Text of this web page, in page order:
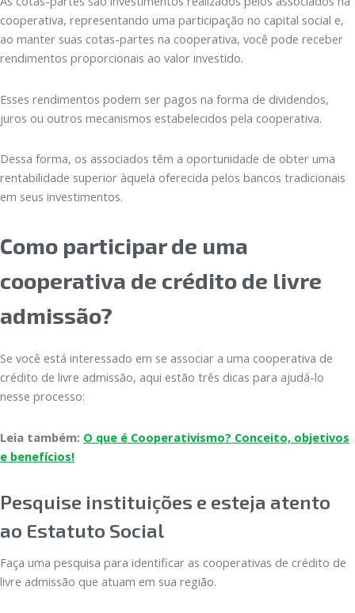
cooperativa, representando uma participação no capital social e,
ao manter suas cotas-partes na cooperativa, você pode receber
rendimentos proporcionais ao valor investido.
Esses rendimentos podem ser pagos na forma de dividendos,
juros ou outros mecanismos estabelecidos pela cooperativa.
Dessa forma, os associados têm a oportunidade de obter uma
rentabilidade superior àquela oferecida pelos bancos tradicionais
em seus investimentos.
Como participar de uma
cooperativa de crédito de livre
admissão?
Se você está interessado em se associar a uma cooperativa de
crédito de livre admissão, aqui estão três dicas para ajudá-lo
nesse processo:
Leia também: O que é Cooperativismo? Conceito, objetivos
e benefícios!
Pesquise instituições e esteja atento
ao Estatuto Social
Faça uma pesquisa para identificar as cooperativas de crédito de
livre admissão que atuam em sua região.